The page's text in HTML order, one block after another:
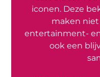
iconen. Deze
maken
entertainment-
ook een